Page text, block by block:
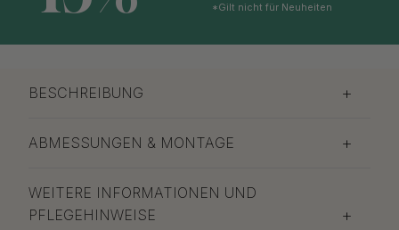
*Gilt nicht für Neuheiten
BESCHREIBUNG
ABMESSUNGEN & MONTAGE
WEITERE INFORMATIONEN UND
PFLEGEHINWEISE